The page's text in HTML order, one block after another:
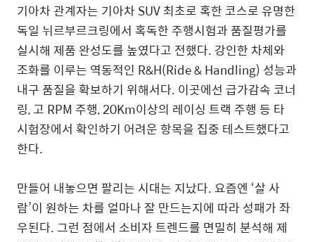
기아차 관계자는 기아차 SUV 최초로 혹한 코스로 유명한
독일 뉘르부르크링에서 혹독한 주행시험과 품질평가를
실시해 제품 완성도를 높였다고 전했다. 강인한 차체와
조화를 이루는 역동적인 R&H(Ride & Handling) 성능과
내구 품질을 확보하기 위해서다. 이곳에선 급가감속 코너
링, 고 RPM 주행, 20Km이상의 레이싱 트랙 주행 등 타
시험장에서 확인하기 어려운 항목을 집중 테스트했다고
한다.
만들어 내놓으면 팔리는 시대는 지났다. 요즘엔 ‘살 사
람’이 원하는 차를 얼마나 잘 만드는지에 따라 성패가 좌
우된다. 그런 점에서 소비자 트렌드를 면밀히 분석해 제